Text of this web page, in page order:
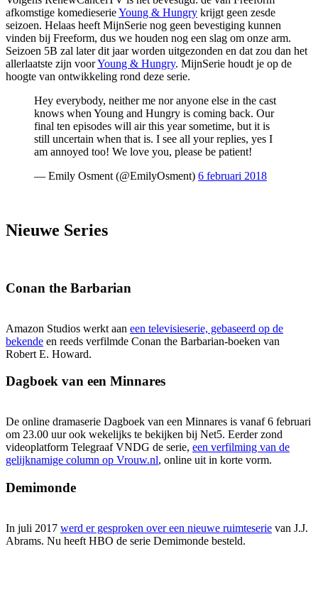
afkomstige komedieserieYoung & Hungry krijgt geen zesde
seizoen. Helaas heeft MijnSerie nog geen bevestiging kunnen
vinden bij Freeform, dus we houden nog een slag om onze arm.
Seizoen 5B zal later dit jaar worden uitgezonden en dat zou dan het
allerlaatste zijn voorYoung & Hungry. MijnSerie houdt je op de
hoogte van ontwikkeling rond deze serie.
Hey everybody, neither me nor anyone else in the cast
knows when Young and Hungry is coming back. Our
final ten episodes will air this year sometime, but it is
still uncertain when that is. I see all your replies, yes I
am annoyed too! We love you, please be patient!
— Emily Osment (@EmilyOsment) 6 februari 2018
Nieuwe Series
Conan the Barbarian
Amazon Studios werkt aan een televisieserie, gebaseerd op de
bekende en reeds verfilmde Conan the Barbarian-boeken van
Robert E. Howard.
Dagboek van een Minnares
De online dramaserie Dagboek van een Minnares is vanaf 6 februari
om 23.00 uur ook wekelijks te bekijken bij Net5. Eerder zond
videoplatform Telegraaf VNDG de serie, een verfilming van de
gelijknamige column op Vrouw.nl, online uit in korte vorm.
Demimonde
In juli 2017 werd er gesproken over een nieuwe ruimteserie van J.J.
Abrams. Nu heeft HBO de serie Demimonde besteld.